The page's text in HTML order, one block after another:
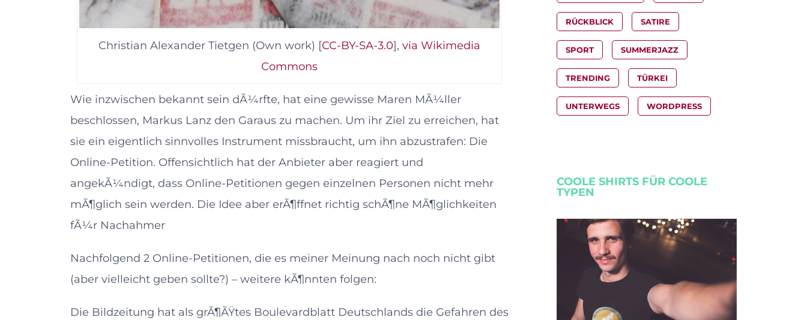
Christian Alexander Tietgen (Own work) [CC-BY-SA-3.0], via Wikimedia
Commons
Wie inzwischen bekannt sein dÃ¼rfte, hat eine gewisse Maren MÃ¼ller
beschlossen, Markus Lanz den Garaus zu machen. Um ihr Ziel zu erreichen, hat
sie ein eigentlich sinnvolles Instrument missbraucht, um ihn abzustrafen: Die
Online-Petition. Offensichtlich hat der Anbieter aber reagiert und
angekÃ¼ndigt, dass Online-Petitionen gegen einzelnen Personen nicht mehr
mÃ¶glich sein werden. Die Idee aber erÃ¶ffnet richtig schÃ¶ne MÃ¶glichkeiten
fÃ¼r Nachahmer
Nachfolgend 2 Online-Petitionen, die es meiner Meinung nach noch nicht gibt
(aber vielleicht geben sollte?) – weitere kÃ¶nnten folgen:
Die Bildzeitung hat als grÃ¶ÃŸtes Boulevardblatt Deutschlands die Gefahren des
RÜCKBLICK SATIRE
SPORT SUMMERJAZZ
TRENDING TÜRKEI
UNTERWEGS WORDPRESS
COOLE SHIRTS FÜR COOLE
TYPEN